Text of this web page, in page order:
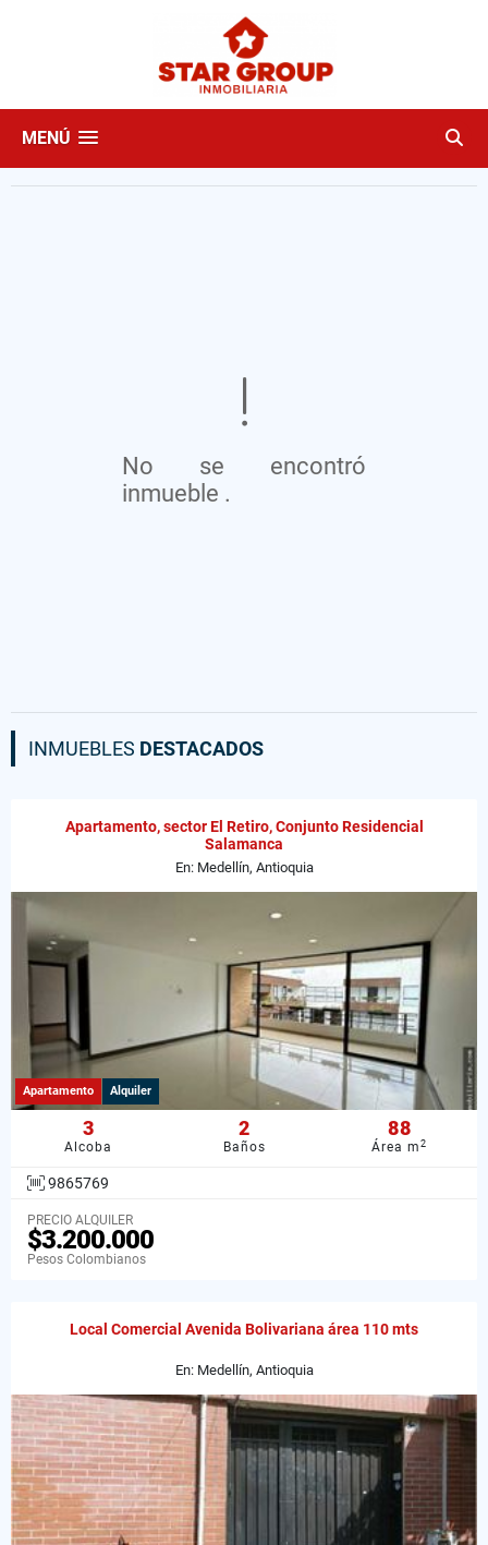
MENÚ
No se encontró
inmueble .
INMUEBLES DESTACADOS
Apartamento, sector El Retiro, Conjunto Residencial
Salamanca
En: Medellín, Antioquia
Apartamento Alquiler
3
Alcoba
2
Baños
88
Área m2
9865769
PRECIO ALQUILER
$3.200.000
Pesos Colombianos
Local Comercial Avenida Bolivariana área 110 mts
En: Medellín, Antioquia